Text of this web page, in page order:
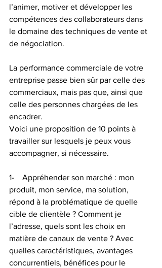
l’animer, motiver et développer les
compétences des collaborateurs dans
le domaine des techniques de vente et
de négociation.
La performance commerciale de votre
entreprise passe bien sûr par celle des
commerciaux, mais pas que, ainsi que
celle des personnes chargées de les
encadrer.
Voici une proposition de 10 points à
travailler sur lesquels je peux vous
accompagner, si nécessaire.
1-    Appréhender son marché : mon
produit, mon service, ma solution,
répond à la problématique de quelle
cible de clientèle ? Comment je
l’adresse, quels sont les choix en
matière de canaux de vente ? Avec
quelles caractéristiques, avantages
concurrentiels, bénéfices pour le